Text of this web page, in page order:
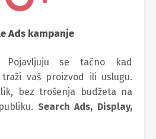
Ads kampanje
Pojavljuju se tačno kad
vaš proizvod ili uslugu.
bez trošenja budžeta na
Search Ads, Display,